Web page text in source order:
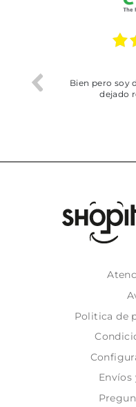
trobat
Bien pero soy
dejado
Politica de
Envíos